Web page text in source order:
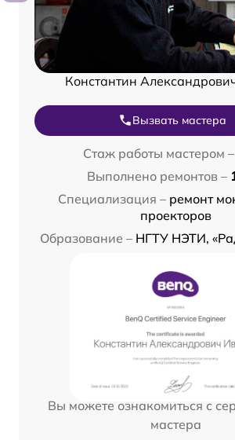
Константин
Вызвать мастера
Стаж работы мастером –
Выполнено ремонтов –
Специализация – ремонт
проекторов
Образование – НГТУ НЭТИ,
Вы можете ознакомиться с
мастера